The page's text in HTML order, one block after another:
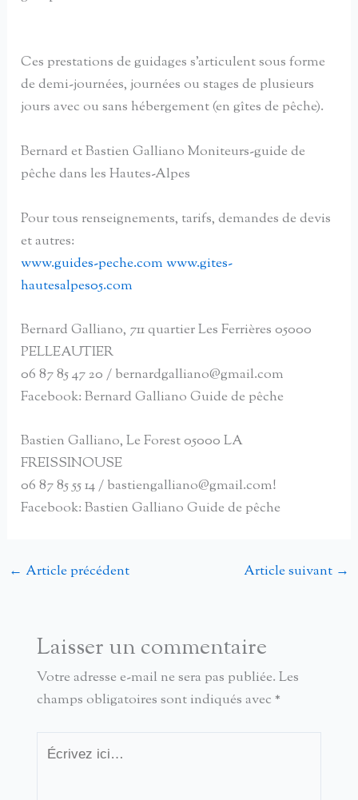
Ces prestations de guidages s’articulent sous forme
de demi-journées, journées ou stages de plusieurs
jours avec ou sans hébergement (en gîtes de pêche).
Bernard et Bastien Galliano Moniteurs-guide de
pêche dans les Hautes-Alpes
Pour tous renseignements, tarifs, demandes de devis
et autres:
www.guides-peche.com www.gites-
hautesalpes05.com
Bernard Galliano, 711 quartier Les Ferrières 05000
PELLEAUTIER
06 87 85 47 20 / bernardgalliano@gmail.com
Facebook: Bernard Galliano Guide de pêche
Bastien Galliano, Le Forest 05000 LA
FREISSINOUSE
06 87 85 55 14 / bastiengalliano@gmail.com!
Facebook: Bastien Galliano Guide de pêche
← Article précédent Article suivant →
Laisser un commentaire
Votre adresse e-mail ne sera pas publiée. Les
champs obligatoires sont indiqués avec *
Écrivez
ici…